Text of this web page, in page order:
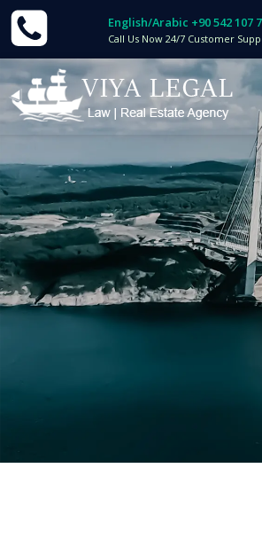
İçeriğe
geç
English/Arabic +90 542 107
Call Us Now 24/7 Customer